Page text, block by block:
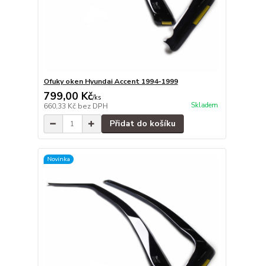
Ofuky oken Hyundai Accent 1994-1999
799,00 Kč/ks
660,33 Kč bez DPH Skladem
Přidat do košíku
Novinka